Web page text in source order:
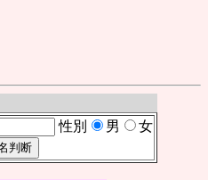
性別 男 女